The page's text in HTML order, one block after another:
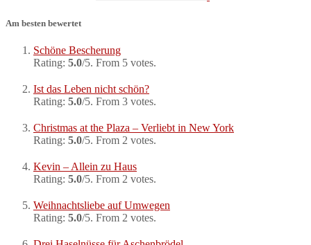
Am besten bewertet
Schöne Bescherung
Rating: 5.0/5. From 5 votes.
Ist das Leben nicht schön?
Rating: 5.0/5. From 3 votes.
Christmas at the Plaza – Verliebt in New York
Rating: 5.0/5. From 2 votes.
Kevin – Allein zu Haus
Rating: 5.0/5. From 2 votes.
Weihnachtsliebe auf Umwegen
Rating: 5.0/5. From 2 votes.